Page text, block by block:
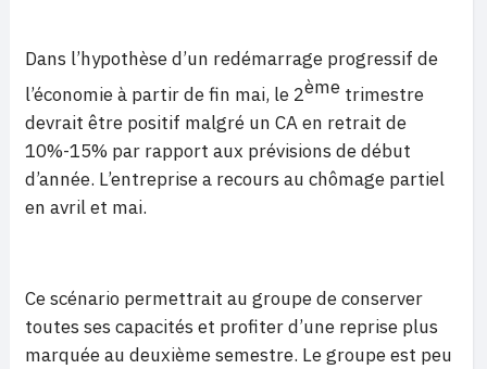
Dans l’hypothèse d’un redémarrage progressif de
l’économie à partir de fin mai, le 2ème trimestre
devrait être positif malgré un CA en retrait de
10%-15% par rapport aux prévisions de début
d’année. L’entreprise a recours au chômage partiel
en avril et mai.
Ce scénario permettrait au groupe de conserver
toutes ses capacités et profiter d’une reprise plus
marquée au deuxième semestre. Le groupe est peu